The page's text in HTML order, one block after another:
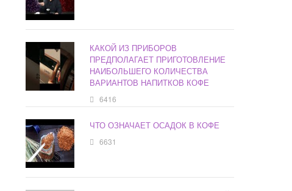
КАКОЙ ИЗ ПРИБОРОВ
ПРЕДПОЛАГАЕТ ПРИГОТОВЛЕНИЕ
НАИБОЛЬШЕГО КОЛИЧЕСТВА
ВАРИАНТОВ НАПИТКОВ КОФЕ
6416
ЧТО ОЗНАЧАЕТ ОСАДОК В КОФЕ
6631